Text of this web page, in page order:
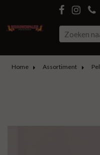
Home Assortiment